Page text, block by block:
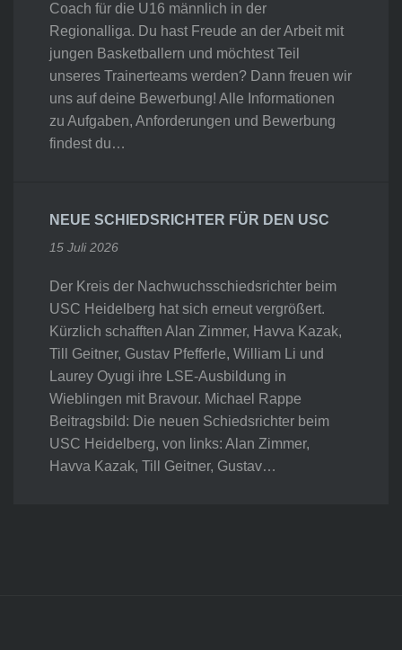
Coach für die U16 männlich in der
Regionalliga. Du hast Freude an der Arbeit mit
jungen Basketballern und möchtest Teil
unseres Trainerteams werden? Dann freuen wir
uns auf deine Bewerbung! Alle Informationen
zu Aufgaben, Anforderungen und Bewerbung
findest du…
NEUE SCHIEDSRICHTER FÜR DEN USC
15 Juli 2026
Der Kreis der Nachwuchsschiedsrichter beim
USC Heidelberg hat sich erneut vergrößert.
Kürzlich schafften Alan Zimmer, Havva Kazak,
Till Geitner, Gustav Pfefferle, William Li und
Laurey Oyugi ihre LSE-Ausbildung in
Wieblingen mit Bravour. Michael Rappe
Beitragsbild: Die neuen Schiedsrichter beim
USC Heidelberg, von links: Alan Zimmer,
Havva Kazak, Till Geitner, Gustav…